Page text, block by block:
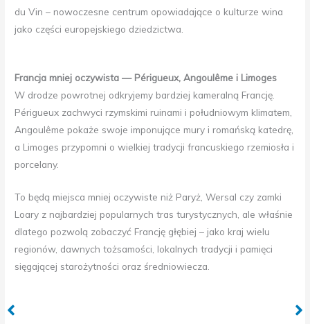
du Vin – nowoczesne centrum opowiadające o kulturze wina
jako części europejskiego dziedzictwa.
Francja mniej oczywista — Périgueux, Angoulême i Limoges
W drodze powrotnej odkryjemy bardziej kameralną Francję.
Périgueux zachwyci rzymskimi ruinami i południowym klimatem,
Angoulême pokaże swoje imponujące mury i romańską katedrę,
a Limoges przypomni o wielkiej tradycji francuskiego rzemiosła i
porcelany.
To będą miejsca mniej oczywiste niż Paryż, Wersal czy zamki
Loary z najbardziej popularnych tras turystycznych, ale właśnie
dlatego pozwolą zobaczyć Francję głębiej – jako kraj wielu
regionów, dawnych tożsamości, lokalnych tradycji i pamięci
sięgającej starożytności oraz średniowiecza.